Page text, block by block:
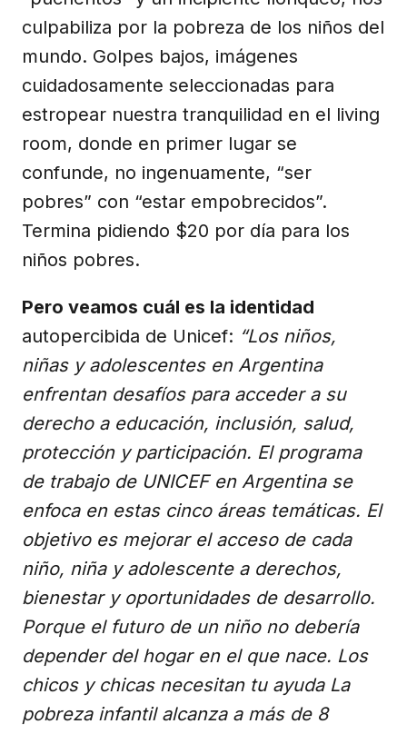
culpabiliza por la pobreza de los niños del
mundo. Golpes bajos, imágenes
cuidadosamente seleccionadas para
estropear nuestra tranquilidad en el living
room, donde en primer lugar se
confunde, no ingenuamente, “ser
pobres” con “estar empobrecidos”.
Termina pidiendo $20 por día para los
niños pobres.
Pero veamos cuál es la identidad
autopercibida de Unicef: “Los niños,
niñas y adolescentes en Argentina
enfrentan desafíos para acceder a su
derecho a educación, inclusión, salud,
protección y participación. El programa
de trabajo de UNICEF en Argentina se
enfoca en estas cinco áreas temáticas. El
objetivo es mejorar el acceso de cada
niño, niña y adolescente a derechos,
bienestar y oportunidades de desarrollo.
Porque el futuro de un niño no debería
depender del hogar en el que nace. Los
chicos y chicas necesitan tu ayuda La
pobreza infantil alcanza a más de 8